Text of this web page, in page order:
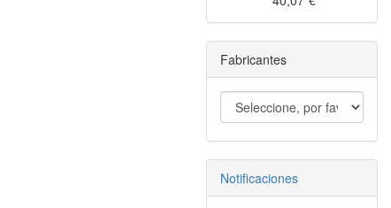
Fabricantes
Notificaciones